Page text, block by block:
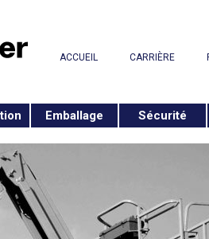
ACCUEIL CARRIÈRE
Emballage Sécurité